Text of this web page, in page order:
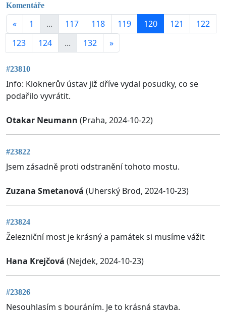
Komentáře
« 1 ... 117 118 119 120 121
122
123
124 ... 132 »
#23810
Info: Kloknerův ústav již dříve vydal posudky, co se
podařilo vyvrátit.
Otakar Neumann (Praha, 2024-10-22)
#23822
Jsem zásadně proti odstranění tohoto mostu.
Zuzana Smetanová (Uherský Brod, 2024-10-23)
#23824
Železniční most je krásný a památek si musíme vážit
Hana Krejčová (Nejdek, 2024-10-23)
#23826
Nesouhlasím s bouráním. Je to krásná stavba.